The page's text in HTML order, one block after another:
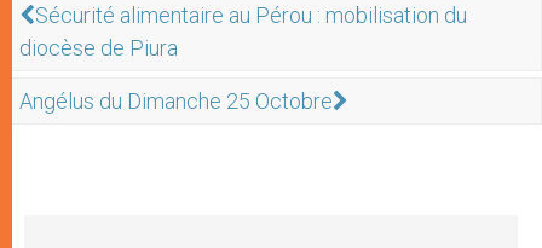
Sécurité alimentaire au Pérou : mobilisation du
diocèse de Piura
Angélus du Dimanche 25 Octobre